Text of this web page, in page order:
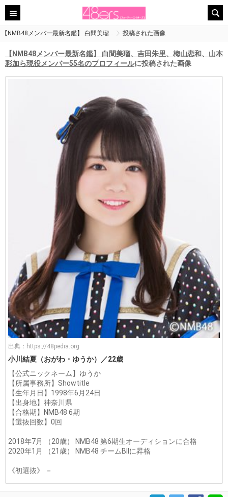
【NMB48メンバー最新名鑑】 白間美瑠… 投稿された画像
【NMB48メンバー最新名鑑】 白間美瑠、吉田朱里、梅山恋和、山本
彩加ら現役メンバー55名のプロフィールに投稿された画像
出典： https://48pedia.org
小川結夏（おがわ・ゆうか）／22歳
【公式ニックネーム】ゆうか
【所属事務所】Showtitle
【生年月日】1998年6月24日
【出身地】神奈川県
【合格期】NMB48 6期
【選抜回数】0回
2018年7月 （20歳） NMB48 第6期生オーディションに合格
2020年1月 （21歳） NMB48 チームBIIに昇格
《初選抜》 －